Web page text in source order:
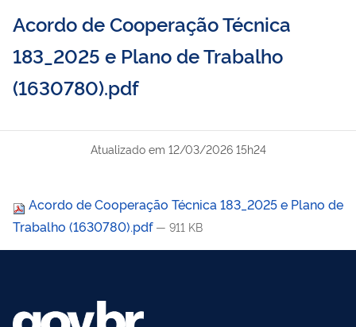
Acordo de Cooperação Técnica
183_2025 e Plano de Trabalho
(1630780).pdf
Atualizado em 12/03/2026 15h24
Acordo de Cooperação Técnica 183_2025 e Plano de
Trabalho (1630780).pdf — 911 KB